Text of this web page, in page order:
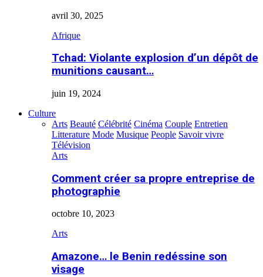
avril 30, 2025
Afrique
Tchad: Violante explosion d’un dépôt de
munitions causant…
juin 19, 2024
Culture
Arts Beauté Célébrité Cinéma Couple Entretien
Litterature Mode Musique People Savoir vivre
Télévision
Arts
Comment créer sa propre entreprise de
photographie
octobre 10, 2023
Arts
Amazone… le Benin redéssine son
visage